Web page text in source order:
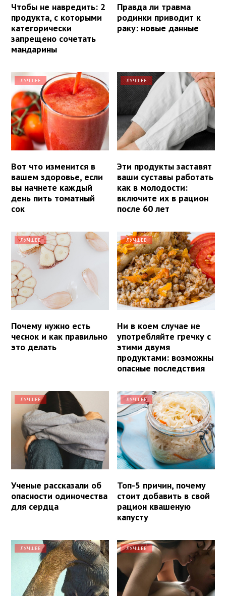
Чтобы не навредить: 2
продукта, с которыми
категорически
запрещено сочетать
мандарины
Правда ли травма
родинки приводит к
раку: новые данные
ЛУЧШЕЕ
Вот что изменится в
вашем здоровье, если
вы начнете каждый
день пить томатный
сок
ЛУЧШЕЕ
Эти продукты заставят
ваши суставы работать
как в молодости:
включите их в рацион
после 60 лет
ЛУЧШЕЕ
Почему нужно есть
чеснок и как правильно
это делать
ЛУЧШЕЕ
Ни в коем случае не
употребляйте гречку с
этими двумя
продуктами: возможны
опасные последствия
ЛУЧШЕЕ
Ученые рассказали об
опасности одиночества
для сердца
ЛУЧШЕЕ
Топ-5 причин, почему
стоит добавить в свой
рацион квашеную
капусту
ЛУЧШЕЕ ЛУЧШЕЕ